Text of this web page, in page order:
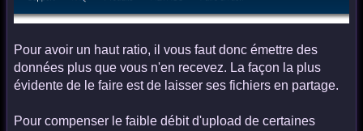
Pour avoir un haut ratio, il vous faut donc émettre des
données plus que vous n'en recevez. La façon la plus
évidente de le faire est de laisser ses fichiers en partage.
Pour compenser le faible débit d'upload de certaines